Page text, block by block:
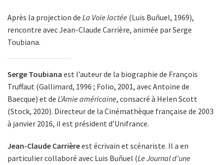
Après la projection de La Voie lactée (Luis Buñuel, 1969),
rencontre avec Jean-Claude Carrière, animée par Serge
Toubiana.
Serge Toubiana est l’auteur de la biographie de François
Truffaut (Gallimard, 1996 ; Folio, 2001, avec Antoine de
Baecque) et de L’Amie américaine, consacré à Helen Scott
(Stock, 2020). Directeur de la Cinémathèque française de 2003
à janvier 2016, il est président d’Unifrance.
Jean-Claude Carrièreest écrivain et scénariste. Il a en
particulier collaboré avec Luis Buñuel (Le Journal d'une